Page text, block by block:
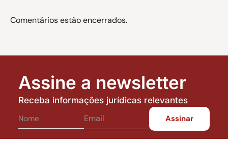
Comentários estão encerrados.
Assine a newsletter
Receba informações jurídicas relevantes